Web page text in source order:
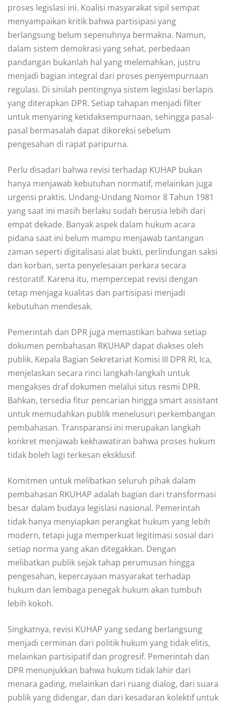
proses legislasi ini. Koalisi masyarakat sipil sempat
menyampaikan kritik bahwa partisipasi yang
berlangsung belum sepenuhnya bermakna. Namun,
dalam sistem demokrasi yang sehat, perbedaan
pandangan bukanlah hal yang melemahkan, justru
menjadi bagian integral dari proses penyempurnaan
regulasi. Di sinilah pentingnya sistem legislasi berlapis
yang diterapkan DPR. Setiap tahapan menjadi filter
untuk menyaring ketidaksempurnaan, sehingga pasal-
pasal bermasalah dapat dikoreksi sebelum
pengesahan di rapat paripurna.
Perlu disadari bahwa revisi terhadap KUHAP bukan
hanya menjawab kebutuhan normatif, melainkan juga
urgensi praktis. Undang-Undang Nomor 8 Tahun 1981
yang saat ini masih berlaku sudah berusia lebih dari
empat dekade. Banyak aspek dalam hukum acara
pidana saat ini belum mampu menjawab tantangan
zaman seperti digitalisasi alat bukti, perlindungan saksi
dan korban, serta penyelesaian perkara secara
restoratif. Karena itu, mempercepat revisi dengan
tetap menjaga kualitas dan partisipasi menjadi
kebutuhan mendesak.
Pemerintah dan DPR juga memastikan bahwa setiap
dokumen pembahasan RKUHAP dapat diakses oleh
publik. Kepala Bagian Sekretariat Komisi III DPR RI, Ica,
menjelaskan secara rinci langkah-langkah untuk
mengakses draf dokumen melalui situs resmi DPR.
Bahkan, tersedia fitur pencarian hingga smart assistant
untuk memudahkan publik menelusuri perkembangan
pembahasan. Transparansi ini merupakan langkah
konkret menjawab kekhawatiran bahwa proses hukum
tidak boleh lagi terkesan eksklusif.
Komitmen untuk melibatkan seluruh pihak dalam
pembahasan RKUHAP adalah bagian dari transformasi
besar dalam budaya legislasi nasional. Pemerintah
tidak hanya menyiapkan perangkat hukum yang lebih
modern, tetapi juga memperkuat legitimasi sosial dari
setiap norma yang akan ditegakkan. Dengan
melibatkan publik sejak tahap perumusan hingga
pengesahan, kepercayaan masyarakat terhadap
hukum dan lembaga penegak hukum akan tumbuh
lebih kokoh.
Singkatnya, revisi KUHAP yang sedang berlangsung
menjadi cerminan dari politik hukum yang tidak elitis,
melainkan partisipatif dan progresif. Pemerintah dan
DPR menunjukkan bahwa hukum tidak lahir dari
menara gading, melainkan dari ruang dialog, dari suara
publik yang didengar, dan dari kesadaran kolektif untuk